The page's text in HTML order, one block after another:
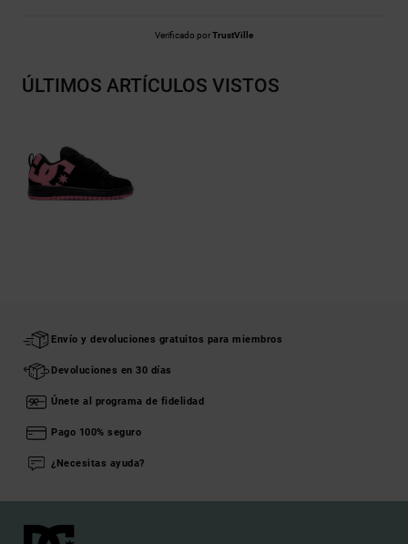
Verificado porTrustVille
ÚLTIMOS ARTÍCULOS VISTOS
Envío y devoluciones gratuitos para miembros
Devoluciones en 30 días
Únete al programa de fidelidad
Pago 100% seguro
¿Necesitas ayuda?